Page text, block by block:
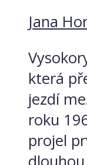
Jana
která
jezdí
roku
projel